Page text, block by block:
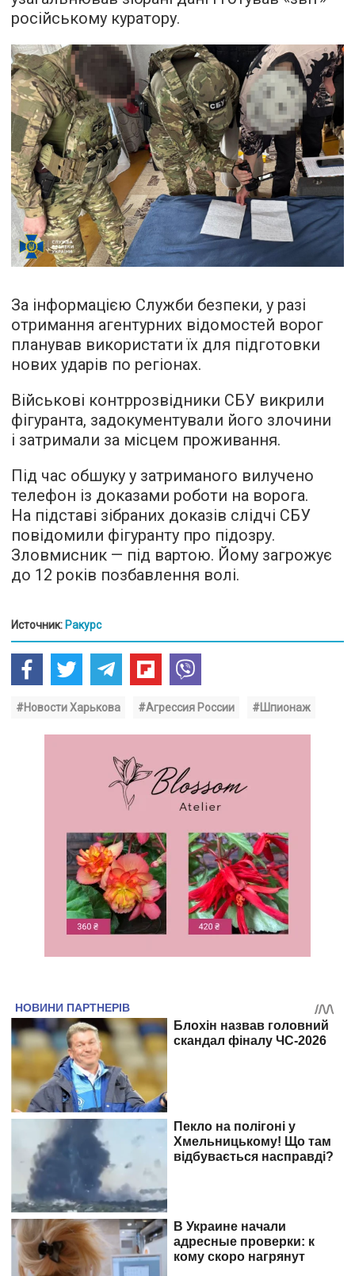
російському куратору.
За інформацією Служби безпеки, у разі
отримання агентурних відомостей ворог
планував використати їх для підготовки
нових ударів по регіонах.
Військові контррозвідники СБУ викрили
фігуранта, задокументували його злочини
і затримали за місцем проживання.
Під час обшуку у затриманого вилучено
телефон із доказами роботи на ворога.
На підставі зібраних доказів слідчі СБУ
повідомили фігуранту про підозру.
Зловмисник — під вартою. Йому загрожує
до 12 років позбавлення волі.
Источник: Ракурс
#Новости Харькова #Агрессия России #Шпионаж